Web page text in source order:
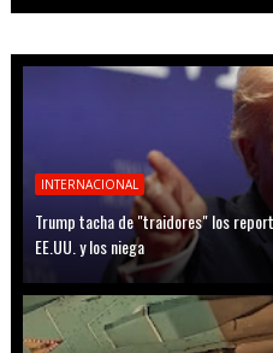
INTERNACIONAL
Trump tacha de "traidores" los
EE.UU. y los niega